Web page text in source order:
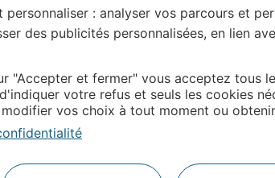
personnaliser : analyser vos parcours et
des publicités personnalisées, en lien
"Accepter et fermer" vous acceptez tous
votre refus et seuls les cookies
vos choix à tout moment ou
|
le gestionnaire de cette activité?
de contacter Hautes Pyrénées